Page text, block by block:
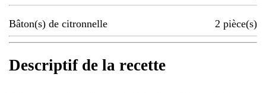
Bâton(s) de citronnelle 2 pièce(s)
Descriptif de la recette